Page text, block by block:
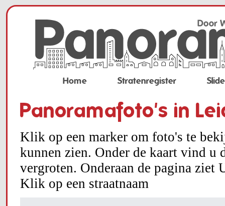
Home Stratenregister
Panoramafoto's in
Klik op een marker om foto's te
kunnen zien. Onder de kaart vind
vergroten. Onderaan de pagina ziet
Klik op een straatnaam